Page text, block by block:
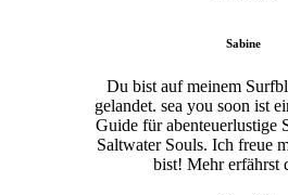
Sabine
Du bist auf meinem
gelandet. sea you soon ist
Guide für abenteuerlustige
Saltwater Souls. Ich freue
bist! Mehr erfährst